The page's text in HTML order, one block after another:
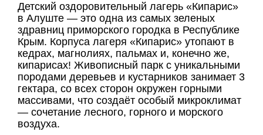
Детский оздоровительный лагерь «Кипарис»
в Алуште — это одна из самых зеленых
здравниц приморского городка в Республике
Крым. Корпуса лагеря «Кипарис» утопают в
кедрах, магнолиях, пальмах и, конечно же,
кипарисах! Живописный парк с уникальными
породами деревьев и кустарников занимает 3
гектара, со всех сторон окружен горными
массивами, что создаёт особый микроклимат
— сочетание лесного, горного и морского
воздуха.